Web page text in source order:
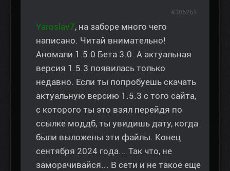
Yaroslav7, на заборе много чего
написано. Читай внимательно!
Аномали 1.5.0 Бета 3.0. А актуальная
версия 1.5.3 появилась только
недавно. Если ты попробуешь скачать
актуальную версию 1.5.3 с того сайта,
с которого ты это взял перейдя по
ссылке моддб, ты увидишь дату, когда
были выложены эти файлы. Конец
сентября 2024 года... Так что, не
заморачивайся... В сети и не такое еще
#305261